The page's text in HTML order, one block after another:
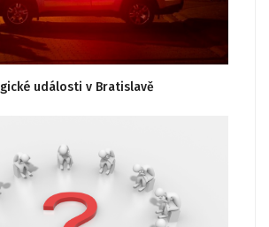
události v Bratislavě